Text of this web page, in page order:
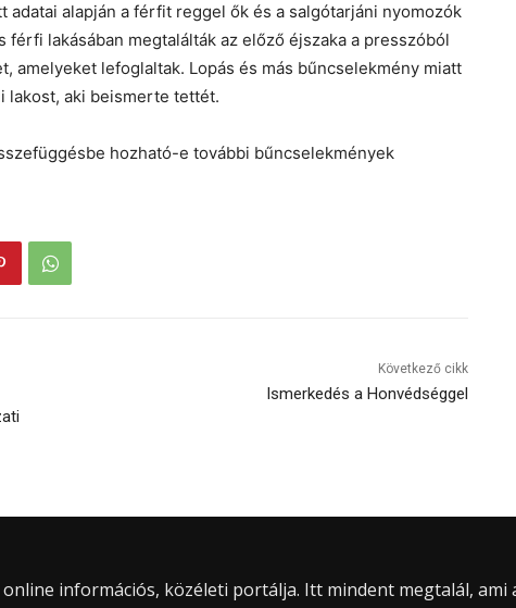
alapján a férfit reggel ők és a salgótarjáni nyomozók
lakásában megtalálták az előző éjszaka a presszóból
amelyeket lefoglaltak. Lopás és más bűncselekmény miatt
lakost, aki beismerte tettét.
hozható-e további bűncselekmények
Következő cikk
Ismerkedés a Honvédséggel
információs, közéleti portálja. Itt mindent megtalál,